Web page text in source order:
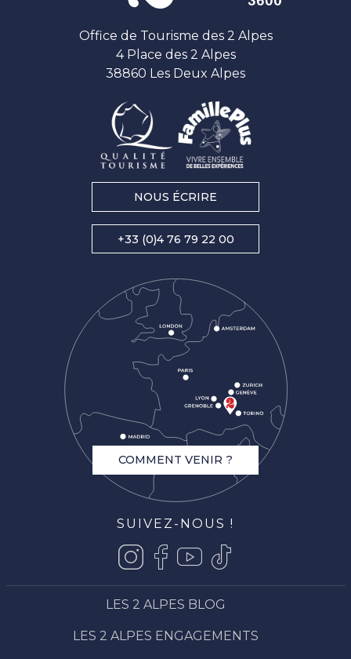
Office de Tourisme des 2 Alpes
4 Place des 2 Alpes
38860 Les Deux Alpes
NOUS ÉCRIRE
+33 (0)4 76 79 22 00
COMMENT VENIR ?
SUIVEZ-NOUS !
LES 2 ALPES BLOG
LES 2 ALPES ENGAGEMENTS